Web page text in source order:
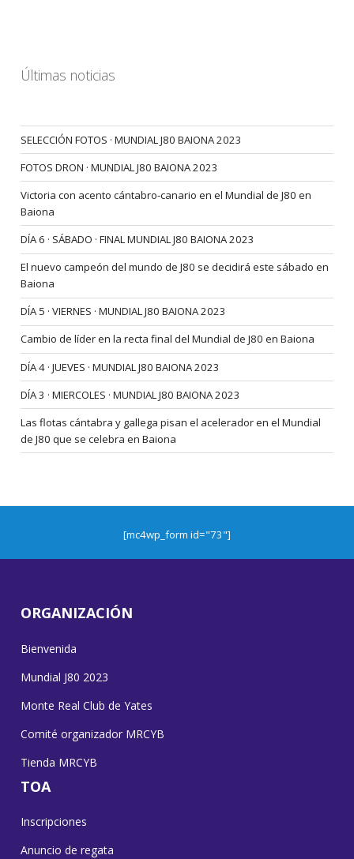
Últimas noticias
SELECCIÓN FOTOS · MUNDIAL J80 BAIONA 2023
FOTOS DRON · MUNDIAL J80 BAIONA 2023
Victoria con acento cántabro-canario en el Mundial de J80 en
Baiona
DÍA 6 · SÁBADO · FINAL MUNDIAL J80 BAIONA 2023
El nuevo campeón del mundo de J80 se decidirá este sábado en
Baiona
DÍA 5 · VIERNES · MUNDIAL J80 BAIONA 2023
Cambio de líder en la recta final del Mundial de J80 en Baiona
DÍA 4 · JUEVES · MUNDIAL J80 BAIONA 2023
DÍA 3 · MIERCOLES · MUNDIAL J80 BAIONA 2023
Las flotas cántabra y gallega pisan el acelerador en el Mundial
de J80 que se celebra en Baiona
[mc4wp_form id="73"]
ORGANIZACIÓN
Bienvenida
Mundial J80 2023
Monte Real Club de Yates
Comité organizador MRCYB
Tienda MRCYB
TOA
Inscripciones
Anuncio de regata